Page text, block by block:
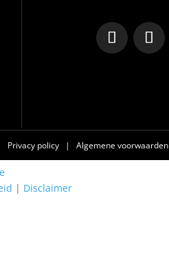
Privacy policy | Algemene voorwaarden
| Disclaimer